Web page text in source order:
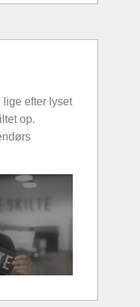
lige efter lyset
op.